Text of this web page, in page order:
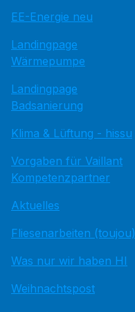
EE-Energie neu
Landingpage
Wärmepumpe
Landingpage
Badsanierung
Klima & Lüftung - hissu
Vorgaben für Vaillant
Kompetenzpartner
Aktuelles
Fliesenarbeiten (toujou)
Was nur wir haben HI
Weihnachtspost